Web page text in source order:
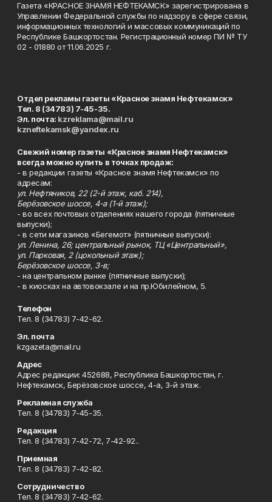
Газета «КРАСНОЕ ЗНАМЯ НЕФТЕКАМСК» зарегистрирована в
Управлении Федеральной службы по надзору в сфере связи,
информационных технологий и массовых коммуникаций по
Республике Башкортостан. Регистрационный номер ПИ № ТУ
02 - 01880 от 11.06.2025 г.
Отдел рекламы газеты «Красное знамя Нефтекамск»
Тел. 8 (34783) 7-45-35.
Эл. почта: kzreklama@mail.ru
kzneftekamsk@yandex.ru
Свежий номер газеты «Красное знамя Нефтекамск»
всегда можно купить в точках продаж:
- в редакции газеты «Красное знамя Нефтекамск» по
адресам:
ул. Нефтяников, 22 (2-й этаж, каб. 214),
Берёзовское шоссе, 4-а (1-й этаж);
- во всех почтовых отделениях нашего города (пятничные
выпуски);
- в сети магазинов «Бегемот» (пятничные выпуски):
ул. Ленина, 26; центральный рынок, ТЦ «Центральный»,
ул. Парковая, 2 (цокольный этаж);
Берёзовское шоссе, 3-в;
- на центральном рынке (пятничные выпуски);
- в киосках на автовокзале и на пр.Юбилейном, 5.
Телефон
Тел. 8 (34783) 7-42-62.
Эл. почта
kzgazeta@mail.ru
Адрес
Адрес редакции: 452688, Республика Башкортостан, г.
Нефтекамск, Берёзовское шоссе, 4-а, 3-й этаж.
Рекламная служба
Тел. 8 (34783) 7-45-35.
Редакция
Тел. 8 (34783) 7-42-72, 7-42-92..
Приемная
Тел. 8 (34783) 7-42-82.
Сотрудничество
Тел. 8 (34783) 7-42-62.